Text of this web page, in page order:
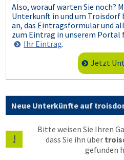
Also, worauf warten Sie noch?
Unterkunft in und um Troisdorf
an, das Eintragsformular und
zum Eintrag in unserem Portal
Ihr Eintrag.
Jetzt
Neue Unterkünfte auf
!
Bitte weisen Sie Ihren
dass Sie ihn über
gefunden